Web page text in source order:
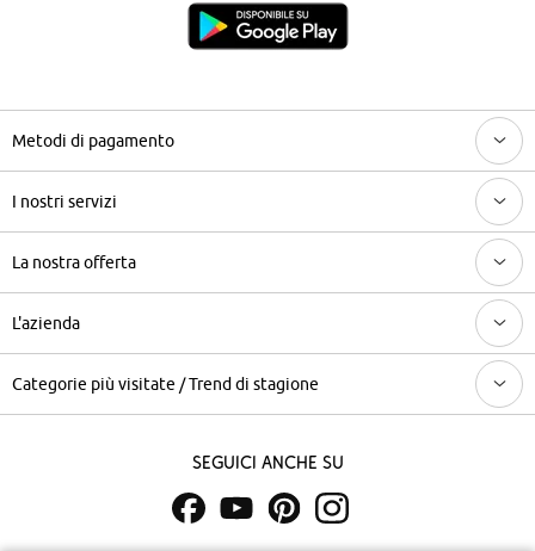
Metodi di pagamento
I nostri servizi
La nostra offerta
L'azienda
Categorie più visitate / Trend di stagione
Seguici anche su